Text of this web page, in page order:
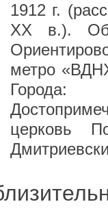
1912 г.
XX в.).
метро
церковь